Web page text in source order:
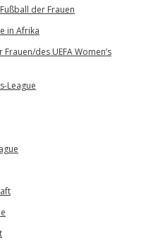
der Frauen
in Afrika
des UEFA Women’s
League